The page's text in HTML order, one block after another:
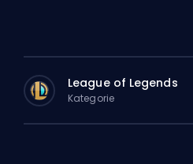
League of Legends
Kategorie